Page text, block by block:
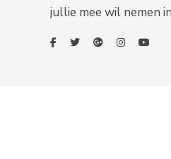
jullie mee wil nemen